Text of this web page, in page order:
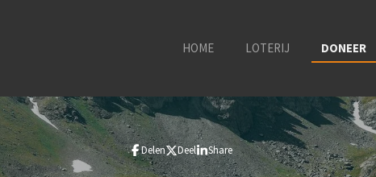
HOME LOTERIJ DONEER
Delen Deel Share